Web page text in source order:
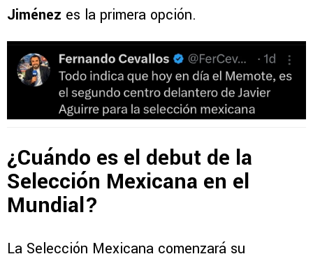
Jiménez es la primera opción.
¿Cuándo es el debut de la
Selección Mexicana en el
Mundial?
La Selección Mexicana comenzará su